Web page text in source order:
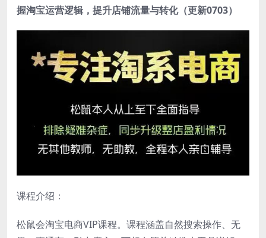
握淘宝运营逻辑，提升店铺流量与转化（更新0703）
课程介绍：
松鼠会淘宝电商VIP课程。课程涵盖自然搜索操作、无